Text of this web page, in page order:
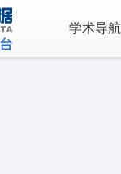
学术导航